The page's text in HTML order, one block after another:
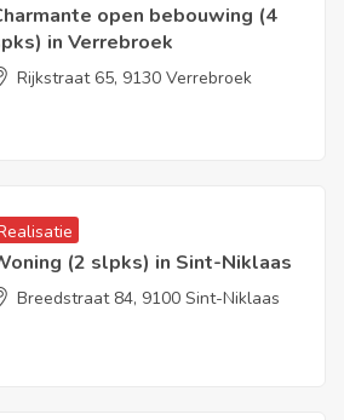
open bebouwing (4
in Verrebroek
Rijkstraat 65, 9130 Verrebroek
(2 slpks) in Sint-Niklaas
Breedstraat 84, 9100 Sint-Niklaas